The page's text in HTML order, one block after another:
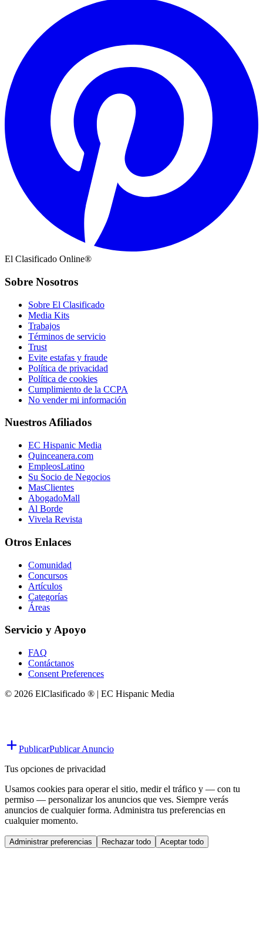
El Clasificado Online®
Sobre Nosotros
Sobre El Clasificado
Media Kits
Trabajos
Términos de servicio
Trust
Evite estafas y fraude
Política de privacidad
Política de cookies
Cumplimiento de la CCPA
No vender mi información
Nuestros Afiliados
EC Hispanic Media
Quinceanera.com
EmpleosLatino
Su Socio de Negocios
MasClientes
AbogadoMall
Al Borde
Vivela Revista
Otros Enlaces
Comunidad
Concursos
Artículos
Categorías
Áreas
Servicio y Apoyo
FAQ
Contáctanos
Consent Preferences
© 2026 ElClasificado ® | EC Hispanic Media
PublicarPublicar Anuncio
Tus opciones de privacidad
Usamos cookies para operar el sitio, medir el tráfico y — con tu
permiso — personalizar los anuncios que ves. Siempre verás
anuncios de cualquier forma. Administra tus preferencias en
cualquier momento.
Administrar preferencias Rechazar todo Aceptar todo